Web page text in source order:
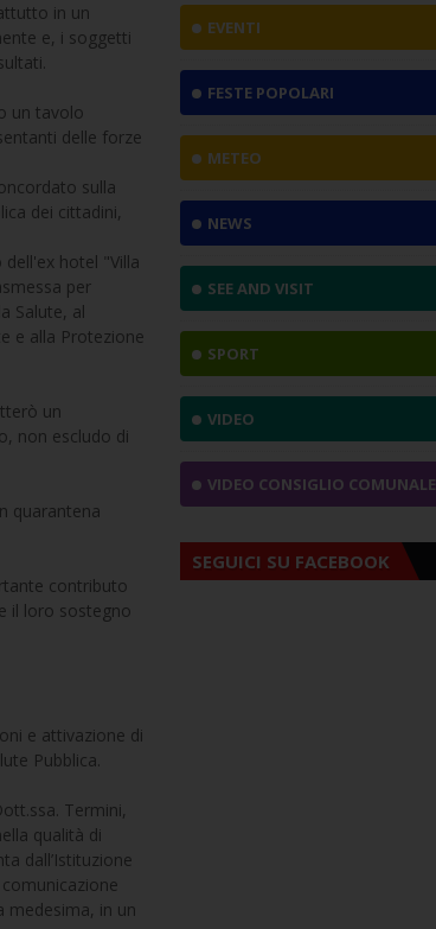
in un
e, i soggetti
un tavolo
delle forze
sulla
dei cittadini,
hotel "Villa
per
Salute, al
e alla Protezione
un
non escludo di
quarantena
contributo
il loro sostegno
e attivazione di
Pubblica.
Termini,
qualità di
dall’Istituzione
medesima, in un
EVENTI
FESTE POPOLARI
METEO
NEWS
SEE AND VISIT
SPORT
VIDEO
VIDEO CONSIGLIO COMUNALE
SEGUICI SU FACEBOOK